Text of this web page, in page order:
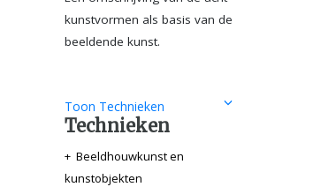
kunstvormen als basis van de
beeldende kunst.
Toon Technieken
Technieken
+ Beeldhouwkunst en
kunstobjekten